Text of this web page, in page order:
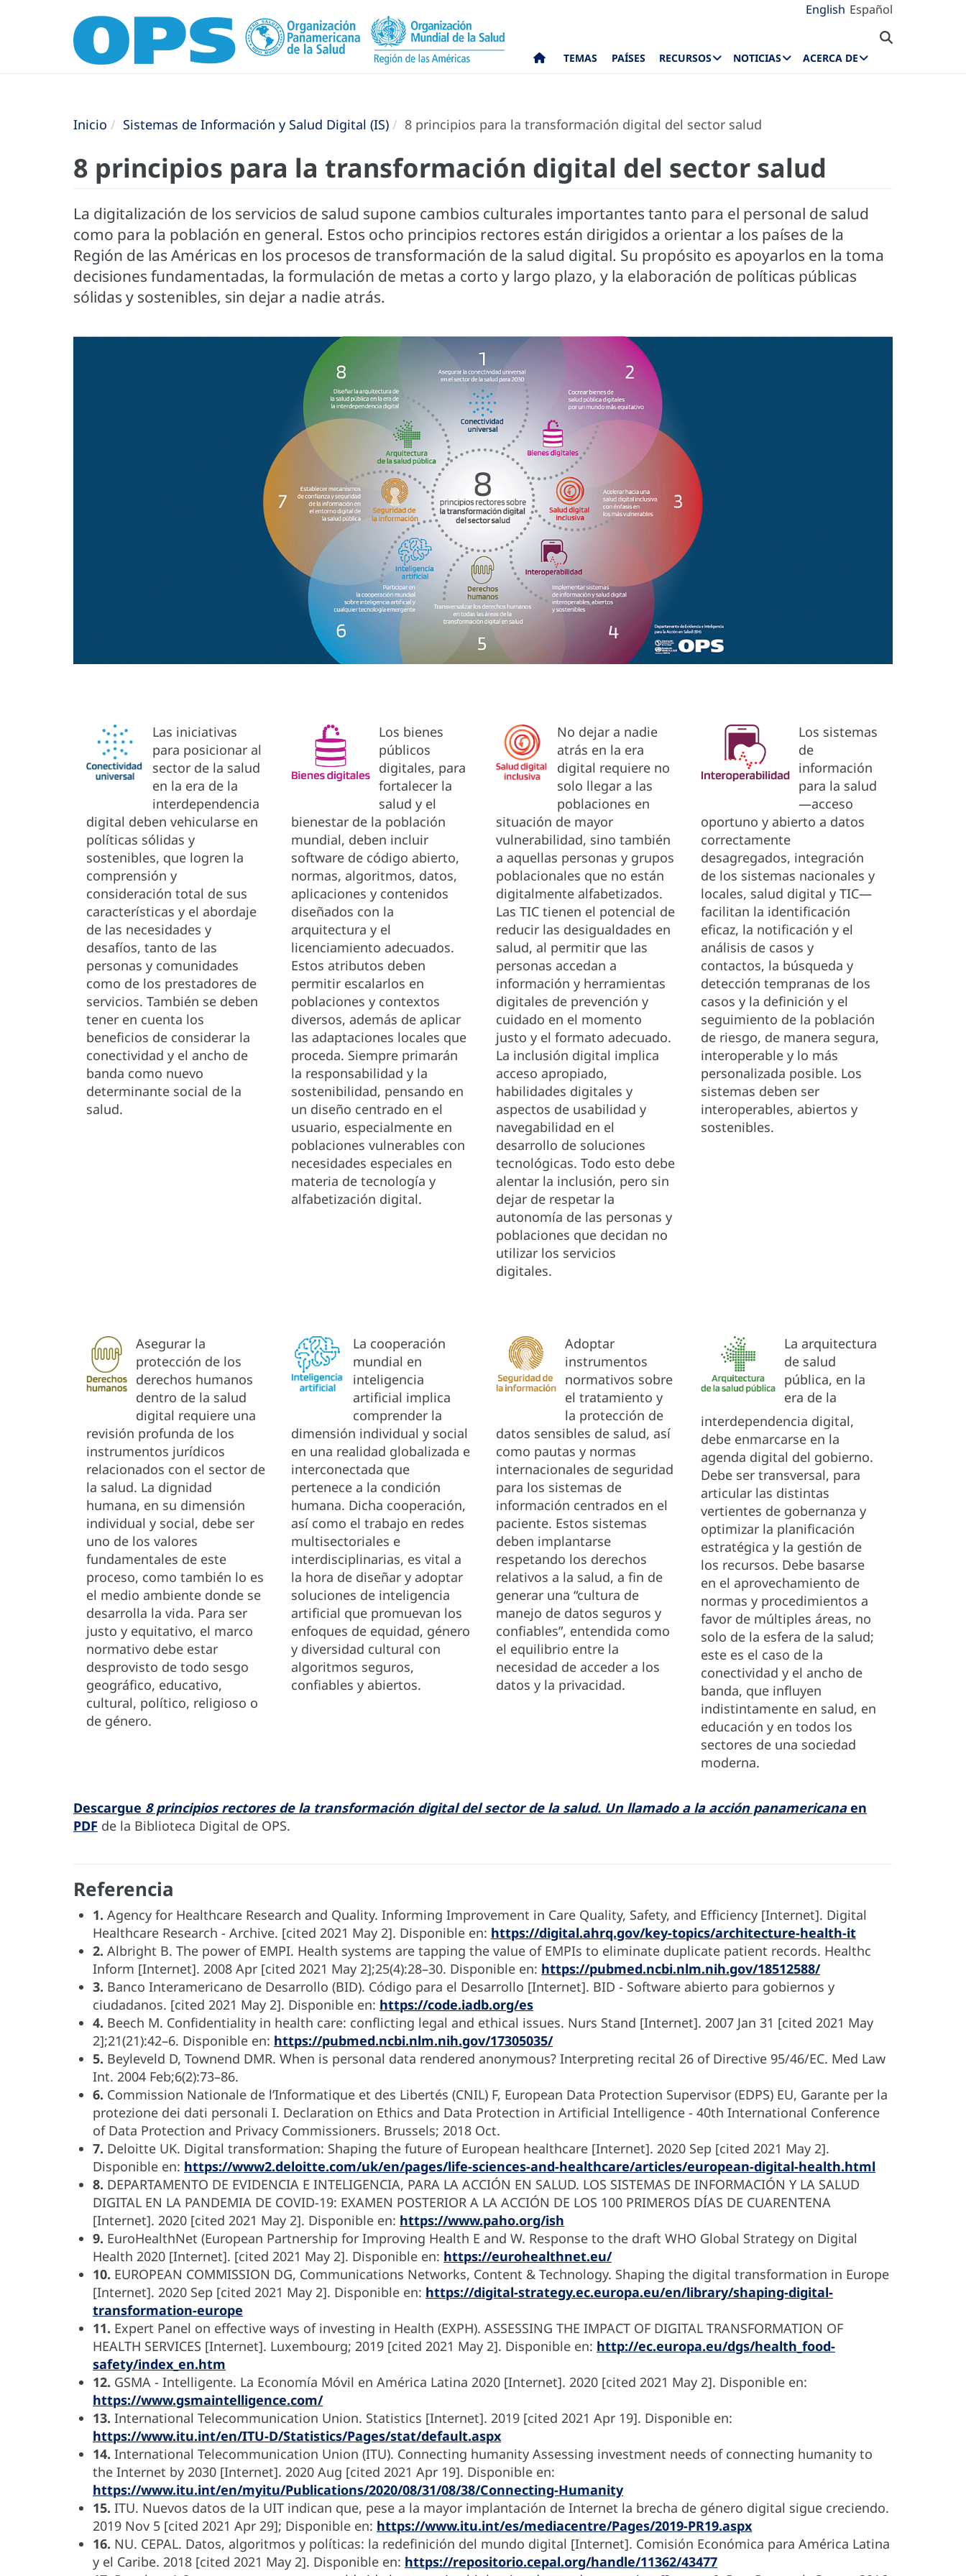
English Español
TEMAS PAÍSES RECURSOS NOTICIAS ACERCA DE
Inicio Sistemas de Información y Salud Digital (IS) 8 principios para la transformación digital del sector salud
8 principios para la transformación digital del sector salud
La digitalización de los servicios de salud supone cambios culturales importantes tanto para el personal de salud
como para la población en general. Estos ocho principios rectores están dirigidos a orientar a los países de la
Región de las Américas en los procesos de transformación de la salud digital. Su propósito es apoyarlos en la toma
decisiones fundamentadas, la formulación de metas a corto y largo plazo, y la elaboración de políticas públicas
sólidas y sostenibles, sin dejar a nadie atrás.
Las iniciativas
para posicionar al
sector de la salud
en la era de la
interdependencia
digital deben vehicularse en
políticas sólidas y
sostenibles, que logren la
comprensión y
consideración total de sus
características y el abordaje
de las necesidades y
desafíos, tanto de las
personas y comunidades
como de los prestadores de
servicios. También se deben
tener en cuenta los
beneficios de considerar la
conectividad y el ancho de
banda como nuevo
determinante social de la
salud.
Los bienes
públicos
digitales, para
fortalecer la
salud y el
bienestar de la población
mundial, deben incluir
software de código abierto,
normas, algoritmos, datos,
aplicaciones y contenidos
diseñados con la
arquitectura y el
licenciamiento adecuados.
Estos atributos deben
permitir escalarlos en
poblaciones y contextos
diversos, además de aplicar
las adaptaciones locales que
proceda. Siempre primarán
la responsabilidad y la
sostenibilidad, pensando en
un diseño centrado en el
usuario, especialmente en
poblaciones vulnerables con
necesidades especiales en
materia de tecnología y
alfabetización digital.
No dejar a nadie
atrás en la era
digital requiere no
solo llegar a las
poblaciones en
situación de mayor
vulnerabilidad, sino también
a aquellas personas y grupos
poblacionales que no están
digitalmente alfabetizados.
Las TIC tienen el potencial de
reducir las desigualdades en
salud, al permitir que las
personas accedan a
información y herramientas
digitales de prevención y
cuidado en el momento
justo y el formato adecuado.
La inclusión digital implica
acceso apropiado,
habilidades digitales y
aspectos de usabilidad y
navegabilidad en el
desarrollo de soluciones
tecnológicas. Todo esto debe
alentar la inclusión, pero sin
dejar de respetar la
autonomía de las personas y
poblaciones que decidan no
utilizar los servicios
digitales.
Los sistemas
de
información
para la salud
—acceso
oportuno y abierto a datos
correctamente
desagregados, integración
de los sistemas nacionales y
locales, salud digital y TIC—
facilitan la identificación
eficaz, la notificación y el
análisis de casos y
contactos, la búsqueda y
detección tempranas de los
casos y la definición y el
seguimiento de la población
de riesgo, de manera segura,
interoperable y lo más
personalizada posible. Los
sistemas deben ser
interoperables, abiertos y
sostenibles.
Asegurar la
protección de los
derechos humanos
dentro de la salud
digital requiere una
revisión profunda de los
instrumentos jurídicos
relacionados con el sector de
la salud. La dignidad
humana, en su dimensión
individual y social, debe ser
uno de los valores
fundamentales de este
proceso, como también lo es
el medio ambiente donde se
desarrolla la vida. Para ser
justo y equitativo, el marco
normativo debe estar
desprovisto de todo sesgo
geográfico, educativo,
cultural, político, religioso o
de género.
La cooperación
mundial en
inteligencia
artificial implica
comprender la
dimensión individual y social
en una realidad globalizada e
interconectada que
pertenece a la condición
humana. Dicha cooperación,
así como el trabajo en redes
multisectoriales e
interdisciplinarias, es vital a
la hora de diseñar y adoptar
soluciones de inteligencia
artificial que promuevan los
enfoques de equidad, género
y diversidad cultural con
algoritmos seguros,
confiables y abiertos.
Adoptar
instrumentos
normativos sobre
el tratamiento y
la protección de
datos sensibles de salud, así
como pautas y normas
internacionales de seguridad
para los sistemas de
información centrados en el
paciente. Estos sistemas
deben implantarse
respetando los derechos
relativos a la salud, a fin de
generar una “cultura de
manejo de datos seguros y
confiables”, entendida como
el equilibrio entre la
necesidad de acceder a los
datos y la privacidad.
La arquitectura
de salud
pública, en la
era de la
interdependencia digital,
debe enmarcarse en la
agenda digital del gobierno.
Debe ser transversal, para
articular las distintas
vertientes de gobernanza y
optimizar la planificación
estratégica y la gestión de
los recursos. Debe basarse
en el aprovechamiento de
normas y procedimientos a
favor de múltiples áreas, no
solo de la esfera de la salud;
este es el caso de la
conectividad y el ancho de
banda, que influyen
indistintamente en salud, en
educación y en todos los
sectores de una sociedad
moderna.
Descargue 8 principios rectores de la transformación digital del sector de la salud. Un llamado a la acción panamericanaen
PDF de la Biblioteca Digital de OPS.
Referencia
1. Agency for Healthcare Research and Quality. Informing Improvement in Care Quality, Safety, and Efficiency [Internet]. Digital
Healthcare Research - Archive. [cited 2021 May 2]. Disponible en: https://digital.ahrq.gov/key-topics/architecture-health-it
2. Albright B. The power of EMPI. Health systems are tapping the value of EMPIs to eliminate duplicate patient records. Healthc
Inform [Internet]. 2008 Apr [cited 2021 May 2];25(4):28–30. Disponible en: https://pubmed.ncbi.nlm.nih.gov/18512588/
3. Banco Interamericano de Desarrollo (BID). Código para el Desarrollo [Internet]. BID - Software abierto para gobiernos y
ciudadanos. [cited 2021 May 2]. Disponible en: https://code.iadb.org/es
4. Beech M. Confidentiality in health care: conflicting legal and ethical issues. Nurs Stand [Internet]. 2007 Jan 31 [cited 2021 May
2];21(21):42–6. Disponible en: https://pubmed.ncbi.nlm.nih.gov/17305035/
5. Beyleveld D, Townend DMR. When is personal data rendered anonymous? Interpreting recital 26 of Directive 95/46/EC. Med Law
Int. 2004 Feb;6(2):73–86.
6. Commission Nationale de l’Informatique et des Libertés (CNIL) F, European Data Protection Supervisor (EDPS) EU, Garante per la
protezione dei dati personali I. Declaration on Ethics and Data Protection in Artificial Intelligence - 40th International Conference
of Data Protection and Privacy Commissioners. Brussels; 2018 Oct.
7. Deloitte UK. Digital transformation: Shaping the future of European healthcare [Internet]. 2020 Sep [cited 2021 May 2].
Disponible en: https://www2.deloitte.com/uk/en/pages/life-sciences-and-healthcare/articles/european-digital-health.html
8. DEPARTAMENTO DE EVIDENCIA E INTELIGENCIA, PARA LA ACCIÓN EN SALUD. LOS SISTEMAS DE INFORMACIÓN Y LA SALUD
DIGITAL EN LA PANDEMIA DE COVID-19: EXAMEN POSTERIOR A LA ACCIÓN DE LOS 100 PRIMEROS DÍAS DE CUARENTENA
[Internet]. 2020 [cited 2021 May 2]. Disponible en: https://www.paho.org/ish
9. EuroHealthNet (European Partnership for Improving Health E and W. Response to the draft WHO Global Strategy on Digital
Health 2020 [Internet]. [cited 2021 May 2]. Disponible en: https://eurohealthnet.eu/
10. EUROPEAN COMMISSION DG, Communications Networks, Content & Technology. Shaping the digital transformation in Europe
[Internet]. 2020 Sep [cited 2021 May 2]. Disponible en: https://digital-strategy.ec.europa.eu/en/library/shaping-digital-
transformation-europe
11. Expert Panel on effective ways of investing in Health (EXPH). ASSESSING THE IMPACT OF DIGITAL TRANSFORMATION OF
HEALTH SERVICES [Internet]. Luxembourg; 2019 [cited 2021 May 2]. Disponible en: http://ec.europa.eu/dgs/health_food-
safety/index_en.htm
12. GSMA - Intelligente. La Economía Móvil en América Latina 2020 [Internet]. 2020 [cited 2021 May 2]. Disponible en:
https://www.gsmaintelligence.com/
13. International Telecommunication Union. Statistics [Internet]. 2019 [cited 2021 Apr 19]. Disponible en:
https://www.itu.int/en/ITU-D/Statistics/Pages/stat/default.aspx
14. International Telecommunication Union (ITU). Connecting humanity Assessing investment needs of connecting humanity to
the Internet by 2030 [Internet]. 2020 Aug [cited 2021 Apr 19]. Disponible en:
https://www.itu.int/en/myitu/Publications/2020/08/31/08/38/Connecting-Humanity
15. ITU. Nuevos datos de la UIT indican que, pese a la mayor implantación de Internet la brecha de género digital sigue creciendo.
2019 Nov 5 [cited 2021 Apr 29]; Disponible en: https://www.itu.int/es/mediacentre/Pages/2019-PR19.aspx
16. NU. CEPAL. Datos, algoritmos y políticas: la redefinición del mundo digital [Internet]. Comisión Económica para América Latina
y el Caribe. 2018 [cited 2021 May 2]. Disponible en: https://repositorio.cepal.org/handle/11362/43477